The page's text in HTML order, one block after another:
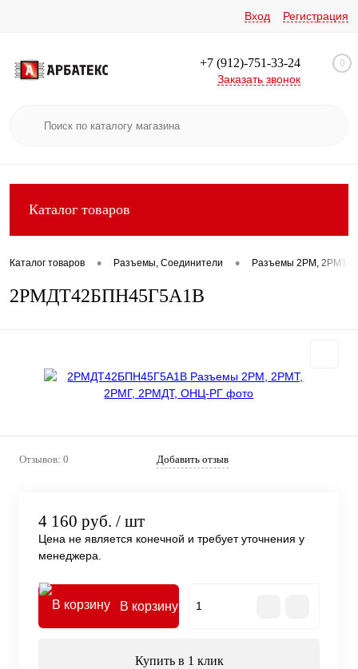
Вход Регистрация
+7 (912)-751-33-24
Заказать звонок
0
Каталог товаров
Каталог товаров • Разъемы, Соединители • Разъемы 2РМ, 2РМТ,
2РМДТ42БПН45Г5А1В
Отзывов: 0 Добавить отзыв
4 160 руб. / шт
Цена не является конечной и требует уточнения у
менеджера.
В корзину
Купить в 1 клик